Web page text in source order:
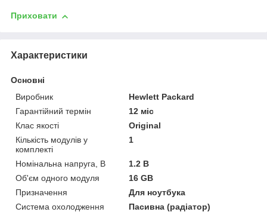
Приховати
Характеристики
Основні
Виробник
Hewlett Packard
Гарантійний термін
12 міс
Клас якості
Original
Кількість модулів у
комплекті
1
Номінальна напруга, В
1.2 В
Об'єм одного модуля
16 GB
Призначення
Для ноутбука
Система охолодження
Пасивна (радіатор)